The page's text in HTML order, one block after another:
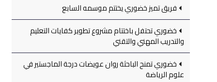
فريق تميز خضوري يختتم موسمه السابع
خضوري تحتفل باختتام مشروع تطوير كفايات التعليم
والتدريب المهني والتقني
خضوري تمنح الباحثة روان عويضات درجة الماجستير في
علوم الرياضة